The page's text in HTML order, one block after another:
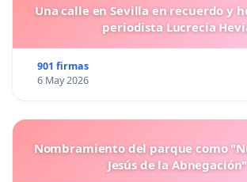
Una calle en Sevilla en recuerdo y
periodista Lucrecia
901 firmas
6 May 2026
Nombramiento del parque como
Jesús de la Abnegación"